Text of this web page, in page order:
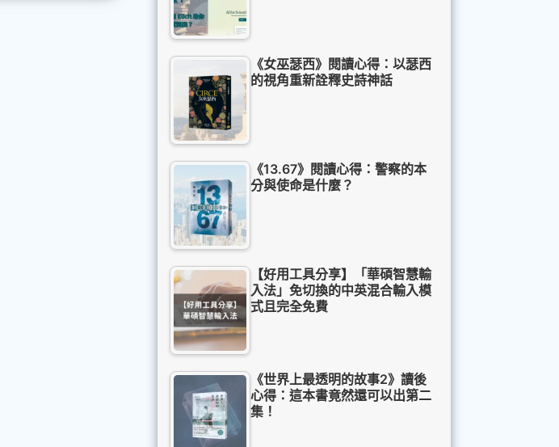
《女巫瑟西》閱讀心得：以瑟西
的視角重新詮釋史詩神話
《13.67》閱讀心得：警察的本
分與使命是什麼？
【好用工具分享】「華碩智慧輸
入法」免切換的中英混合輸入模
式且完全免費
《世界上最透明的故事2》讀後
心得：這本書竟然還可以出第二
集！